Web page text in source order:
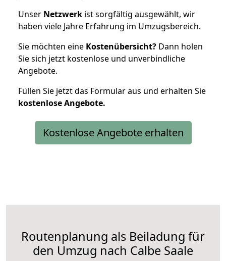
Unser Netzwerk ist sorgfältig ausgewählt, wir
haben viele Jahre Erfahrung im Umzugsbereich.
Sie möchten eine Kostenübersicht? Dann holen
Sie sich jetzt kostenlose und unverbindliche
Angebote.
Füllen Sie jetzt das Formular aus und erhalten Sie
kostenloseAngebote.
Kostenlose Angebote erhalten
Routenplanung als Beiladung für
den Umzug nach Calbe Saale